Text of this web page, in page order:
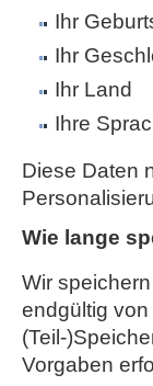
Ihr
Ihr
Ihr Land
Ihre
Diese Daten
Wie lange
Wir
endgültig
(Teil-
Vorgaben